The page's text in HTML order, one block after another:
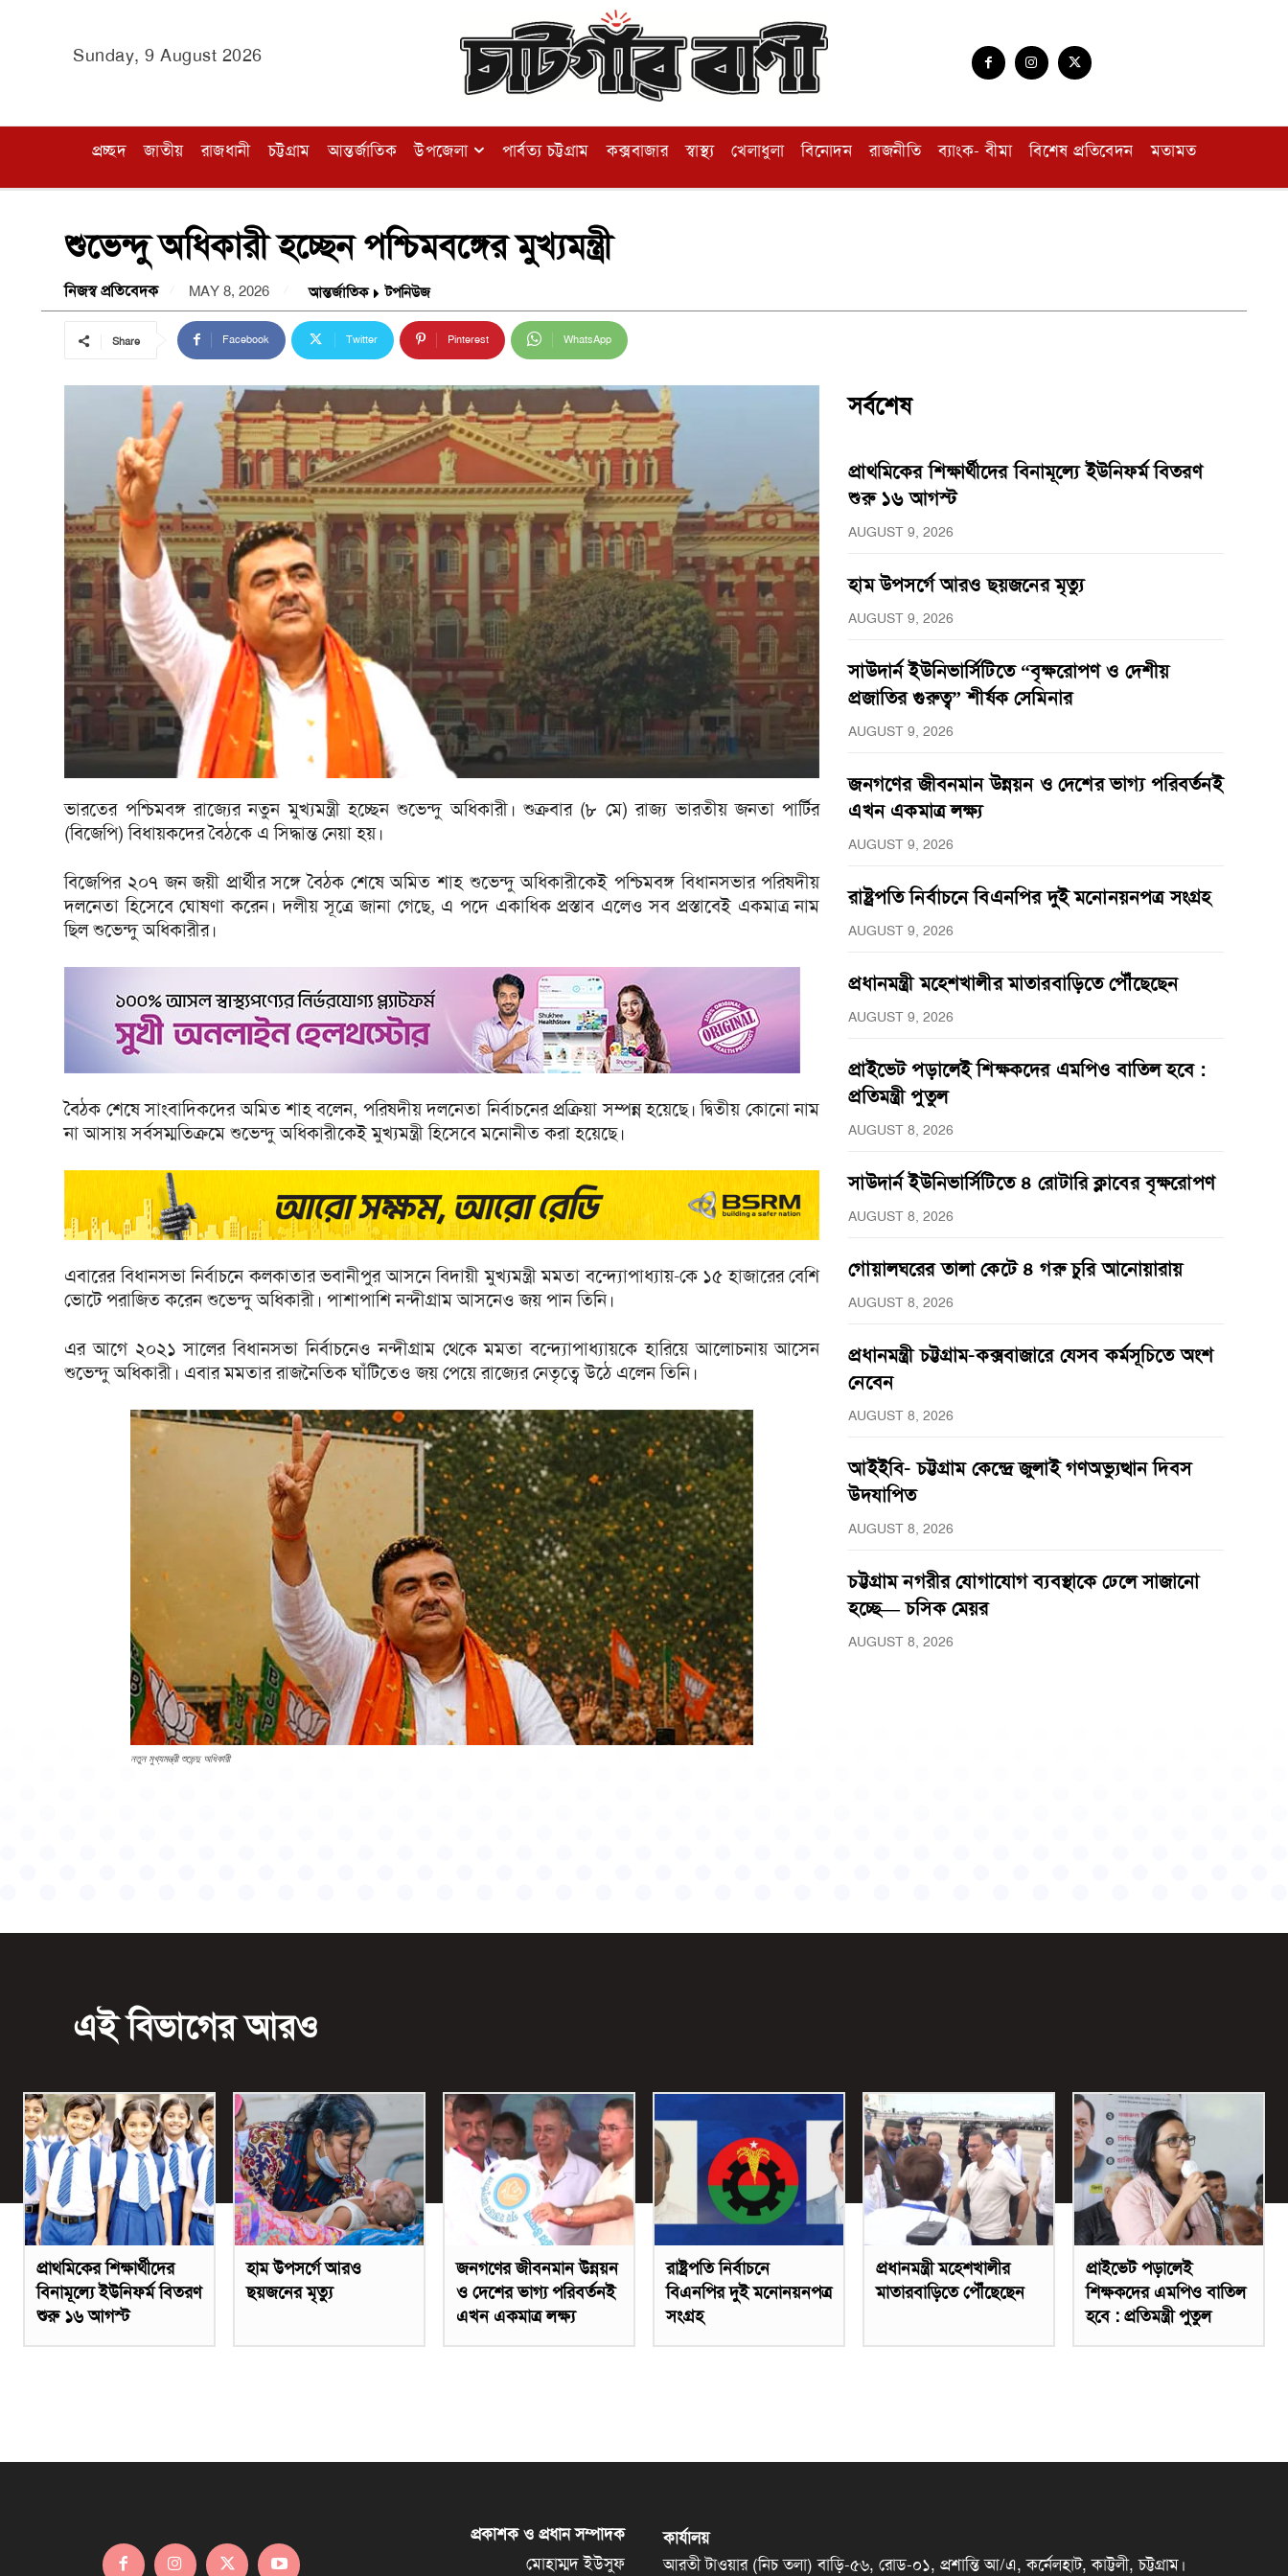
Sunday, 9 August 2026
প্রচ্ছদ জাতীয় রাজধানী চট্টগ্রাম আন্তর্জাতিক উপজেলা পার্বত্য চট্টগ্রাম কক্সবাজার স্বাস্থ্য খেলাধুলা বিনোদন রাজনীতি ব্যাংক- বীমা বিশেষ প্রতিবেদন মতামত
শুভেন্দু অধিকারী হচ্ছেন পশ্চিমবঙ্গের মুখ্যমন্ত্রী
নিজস্ব প্রতিবেদক MAY 8, 2026 আন্তর্জাতিক টপনিউজ
Share Facebook Twitter Pinterest WhatsApp
ভারতের পশ্চিমবঙ্গ রাজ্যের নতুন মুখ্যমন্ত্রী হচ্ছেন শুভেন্দু অধিকারী। শুক্রবার (৮ মে) রাজ্য ভারতীয় জনতা পার্টির
(বিজেপি) বিধায়কদের বৈঠকে এ সিদ্ধান্ত নেয়া হয়।
বিজেপির ২০৭ জন জয়ী প্রার্থীর সঙ্গে বৈঠক শেষে অমিত শাহ শুভেন্দু অধিকারীকেই পশ্চিমবঙ্গ বিধানসভার পরিষদীয়
দলনেতা হিসেবে ঘোষণা করেন। দলীয় সূত্রে জানা গেছে, এ পদে একাধিক প্রস্তাব এলেও সব প্রস্তাবেই একমাত্র নাম
ছিল শুভেন্দু অধিকারীর।
বৈঠক শেষে সাংবাদিকদের অমিত শাহ বলেন, পরিষদীয় দলনেতা নির্বাচনের প্রক্রিয়া সম্পন্ন হয়েছে। দ্বিতীয় কোনো নাম
না আসায় সর্বসম্মতিক্রমে শুভেন্দু অধিকারীকেই মুখ্যমন্ত্রী হিসেবে মনোনীত করা হয়েছে।
এবারের বিধানসভা নির্বাচনে কলকাতার ভবানীপুর আসনে বিদায়ী মুখ্যমন্ত্রী মমতা বন্দ্যোপাধ্যায়-কে ১৫ হাজারের বেশি
ভোটে পরাজিত করেন শুভেন্দু অধিকারী। পাশাপাশি নন্দীগ্রাম আসনেও জয় পান তিনি।
এর আগে ২০২১ সালের বিধানসভা নির্বাচনেও নন্দীগ্রাম থেকে মমতা বন্দ্যোপাধ্যায়কে হারিয়ে আলোচনায় আসেন
শুভেন্দু অধিকারী। এবার মমতার রাজনৈতিক ঘাঁটিতেও জয় পেয়ে রাজ্যের নেতৃত্বে উঠে এলেন তিনি।
নতুন মুখ্যমন্ত্রী শুভেন্দু অধিকারী
সর্বশেষ
প্রাথমিকের শিক্ষার্থীদের বিনামূল্যে ইউনিফর্ম বিতরণ
শুরু ১৬ আগস্ট
AUGUST 9, 2026
হাম উপসর্গে আরও ছয়জনের মৃত্যু
AUGUST 9, 2026
সাউদার্ন ইউনিভার্সিটিতে “বৃক্ষরোপণ ও দেশীয়
প্রজাতির গুরুত্ব” শীর্ষক সেমিনার
AUGUST 9, 2026
জনগণের জীবনমান উন্নয়ন ও দেশের ভাগ্য পরিবর্তনই
এখন একমাত্র লক্ষ্য
AUGUST 9, 2026
রাষ্ট্রপতি নির্বাচনে বিএনপির দুই মনোনয়নপত্র সংগ্রহ
AUGUST 9, 2026
প্রধানমন্ত্রী মহেশখালীর মাতারবাড়িতে পৌঁছেছেন
AUGUST 9, 2026
প্রাইভেট পড়ালেই শিক্ষকদের এমপিও বাতিল হবে :
প্রতিমন্ত্রী পুতুল
AUGUST 8, 2026
সাউদার্ন ইউনিভার্সিটিতে ৪ রোটারি ক্লাবের বৃক্ষরোপণ
AUGUST 8, 2026
গোয়ালঘরের তালা কেটে ৪ গরু চুরি আনোয়ারায়
AUGUST 8, 2026
প্রধানমন্ত্রী চট্টগ্রাম-কক্সবাজারে যেসব কর্মসূচিতে অংশ
নেবেন
AUGUST 8, 2026
আইইবি- চট্টগ্রাম কেন্দ্রে জুলাই গণঅভ্যুত্থান দিবস
উদযাপিত
AUGUST 8, 2026
চট্টগ্রাম নগরীর যোগাযোগ ব্যবস্থাকে ঢেলে সাজানো
হচ্ছে— চসিক মেয়র
AUGUST 8, 2026
এই বিভাগের আরও
প্রাথমিকের শিক্ষার্থীদের
বিনামূল্যে ইউনিফর্ম বিতরণ
শুরু ১৬ আগস্ট
হাম উপসর্গে আরও
ছয়জনের মৃত্যু
জনগণের জীবনমান উন্নয়ন
ও দেশের ভাগ্য পরিবর্তনই
এখন একমাত্র লক্ষ্য
রাষ্ট্রপতি নির্বাচনে
বিএনপির দুই মনোনয়নপত্র
সংগ্রহ
প্রধানমন্ত্রী মহেশখালীর
মাতারবাড়িতে পৌঁছেছেন
প্রাইভেট পড়ালেই
শিক্ষকদের এমপিও বাতিল
হবে : প্রতিমন্ত্রী পুতুল
প্রকাশক ও প্রধান সম্পাদক
মোহাম্মদ ইউসুফ
কার্যালয়
আরতী টাওয়ার (নিচ তলা) বাড়ি-৫৬, রোড-০১, প্রশান্তি আ/এ, কর্নেলহাট, কাট্টলী, চট্টগ্রাম।